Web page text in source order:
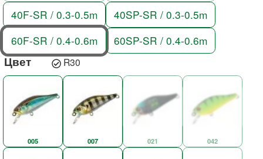
40F-SR / 0.3-0.5m
40SP-SR / 0.3-0.5m
60F-SR / 0.4-0.6m
60SP-SR / 0.4-0.6m
Цвет R30
005 007 021 042